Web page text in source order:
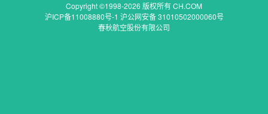
Copyright ©1998-2026 版权所有 CH.COM
沪ICP备11008880号-1 沪公网安备 31010502000060号
春秋航空股份有限公司